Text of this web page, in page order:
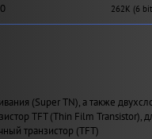
262K (6
(Super TN), а также
TFT (Thin Film
транзистор (TFT)